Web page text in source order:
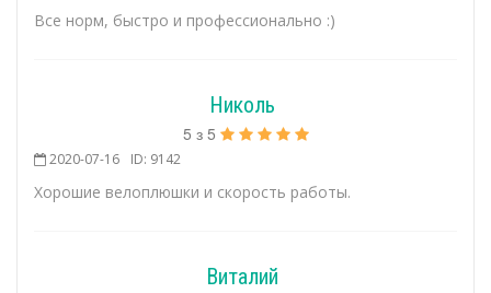
Все норм, быстро и профессионально :)
Николь
5 з 5
2020-07-16 ID: 9142
Хорошие велоплюшки и скорость работы.
Виталий